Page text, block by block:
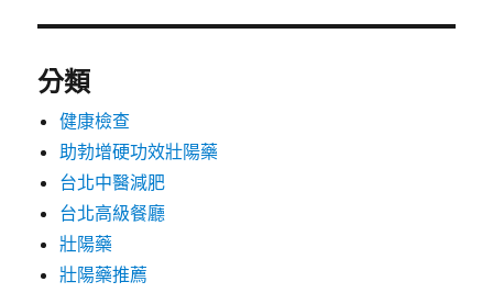
分類
健康檢查
助勃增硬功效壯陽藥
台北中醫減肥
台北高級餐廳
壯陽藥
壯陽藥推薦